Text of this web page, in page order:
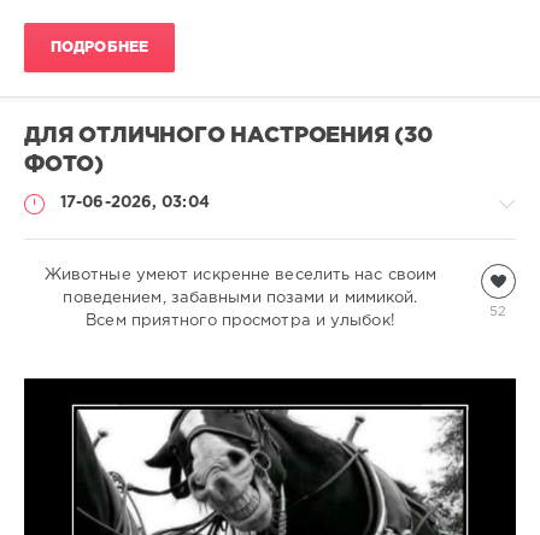
ПОДРОБНЕЕ
ДЛЯ ОТЛИЧНОГО НАСТРОЕНИЯ (30
ФОТО)
17-06-2026, 03:04
Всякая
всячина
52
Животные умеют искренне веселить нас своим
поведением, забавными позами и мимикой.
Всем приятного просмотра и улыбок!